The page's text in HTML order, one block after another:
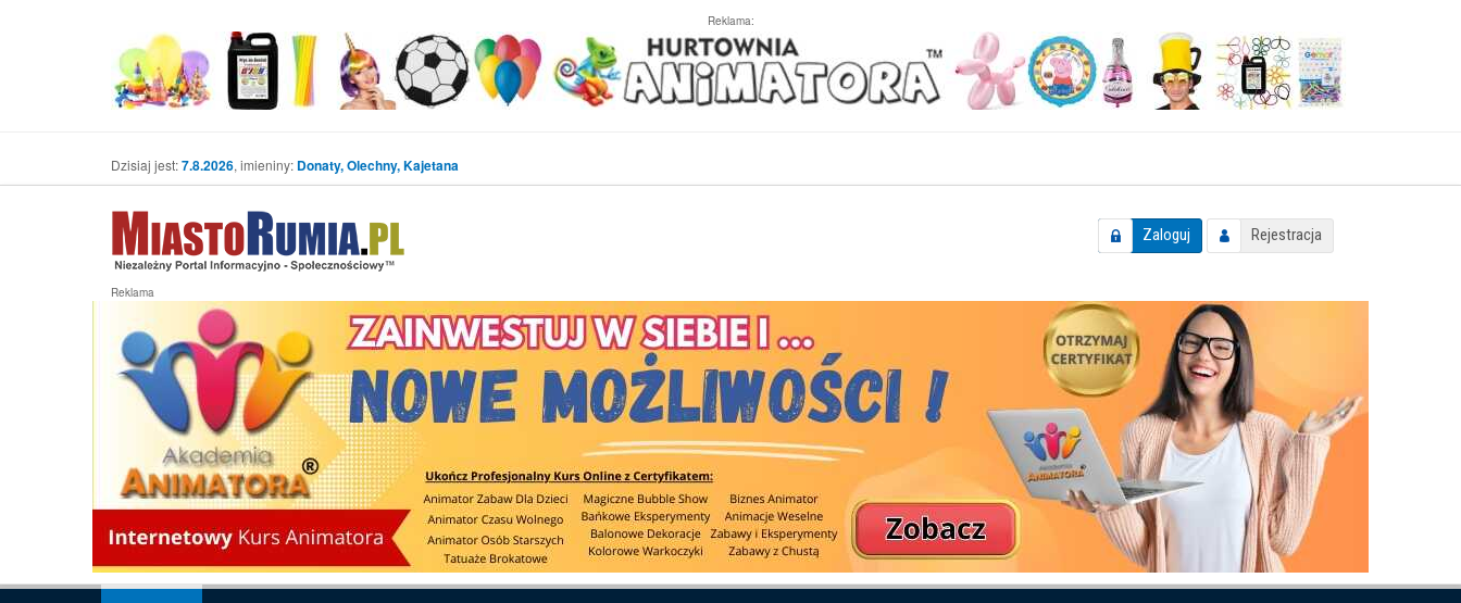
Reklama:
Dzisiaj jest:7.8.2026, imieniny: Donaty, Olechny, Kajetana
Zaloguj Rejestracja
Reklama